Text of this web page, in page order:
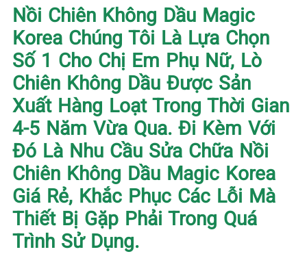
Nồi Chiên Không Dầu Magic
Korea Chúng Tôi Là Lựa Chọn
Số 1 Cho Chị Em Phụ Nữ, Lò
Chiên Không Dầu Được Sản
Xuất Hàng Loạt Trong Thời Gian
4-5 Năm Vừa Qua. Đi Kèm Với
Đó Là Nhu Cầu Sửa Chữa Nồi
Chiên Không Dầu Magic Korea
Giá Rẻ, Khắc Phục Các Lỗi Mà
Thiết Bị Gặp Phải Trong Quá
Trình Sử Dụng.